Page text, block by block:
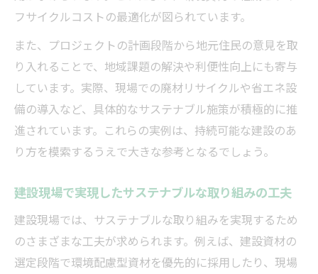
フサイクルコストの最適化が図られています。
また、プロジェクトの計画段階から地元住民の意見を取
り入れることで、地域課題の解決や利便性向上にも寄与
しています。実際、現場での廃材リサイクルや省エネ設
備の導入など、具体的なサステナブル施策が積極的に推
進されています。これらの実例は、持続可能な建設のあ
り方を模索するうえで大きな参考となるでしょう。
建設現場で実現したサステナブルな取り組みの工夫
建設現場では、サステナブルな取り組みを実現するため
のさまざまな工夫が求められます。例えば、建設資材の
選定段階で環境配慮型資材を優先的に採用したり、現場